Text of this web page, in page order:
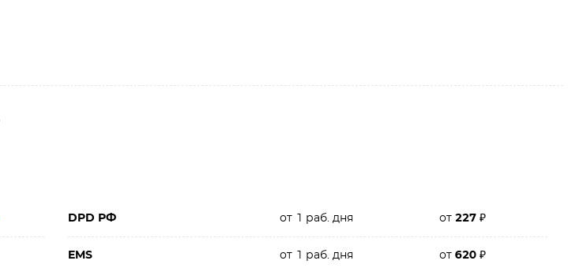
DPD РФ от 1 раб. дня от227₽
EMS от 1 раб. дня от620₽